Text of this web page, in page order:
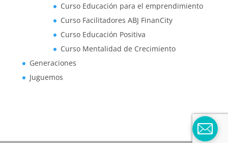
Curso Educación para el emprendimiento
Curso Facilitadores ABJ FinanCity
Curso Educación Positiva
Curso Mentalidad de Crecimiento
Generaciones
Juguemos